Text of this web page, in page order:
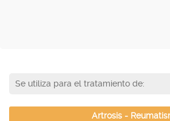
Se utiliza para el tratamiento de:
Artrosis -